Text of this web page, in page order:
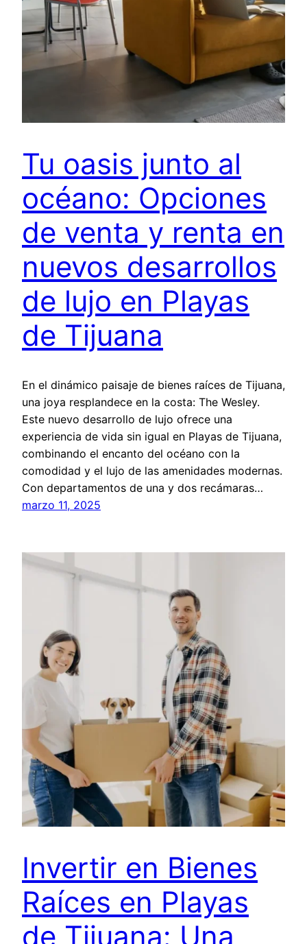
Tu oasis junto al
océano: Opciones
de venta y renta en
nuevos desarrollos
de lujo en Playas
de Tijuana
En el dinámico paisaje de bienes raíces de Tijuana,
una joya resplandece en la costa: The Wesley.
Este nuevo desarrollo de lujo ofrece una
experiencia de vida sin igual en Playas de Tijuana,
combinando el encanto del océano con la
comodidad y el lujo de las amenidades modernas.
Con departamentos de una y dos recámaras…
marzo 11, 2025
Invertir en Bienes
Raíces en Playas
de Tijuana: Una